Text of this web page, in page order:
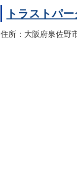
トラストパ
住所：大阪府泉佐野